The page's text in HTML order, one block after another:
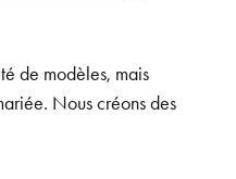
de modèles, mais
Nous créons des